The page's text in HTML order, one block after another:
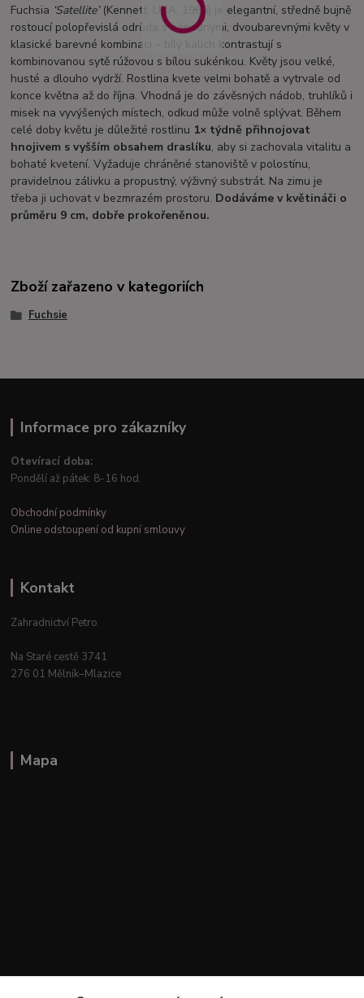
Fuchsia ‘Satellite’(Kennett, USA, 1965) je elegantní, středně bujně
rostoucí polopřevislá odrůda s nápadnými, dvoubarevnými květy v
klasické barevné kombinaci – bílý kalich kontrastují s
kombinovanou sytě rúžovou s bílou sukénkou. Květy jsou velké,
husté a dlouho vydrží. Rostlina kvete velmi bohatě a vytrvale od
konce května až do října. Vhodná je do závěsných nádob, truhlíků i
misek na vyvýšených místech, odkud může volně splývat. Během
celé doby květu je důležité rostlinu 1× týdně přihnojovat
hnojivem s vyšším obsahem draslíku, aby si zachovala vitalitu a
bohaté kvetení. Vyžaduje chráněné stanoviště v polostínu,
pravidelnou zálivku a propustný, výživný substrát. Na zimu je
třeba ji uchovat v bezmrazém prostoru. Dodáváme v květináči o
průměru 9 cm, dobře prokořeněnou.
Zboží zařazeno v kategoriích
Fuchsie
Informace pro zákazníky
Otevírací doba:
Pondělí až pátek: 8-16 hod.
Obchodní podmínky
Online odstoupení od kupní smlouvy
Kontakt
Zahradnictví Petro
Na Staré cestě 3741
276 01 Mělník–Mlazice
Mapa